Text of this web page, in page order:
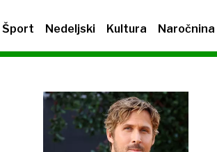
Šport Nedeljski Kultura Naročnina